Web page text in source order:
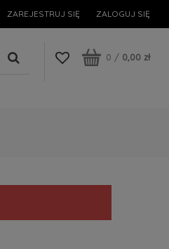
ZAREJESTRUJ SIĘ ZALOGUJ SIĘ
0 / 0,00 zł